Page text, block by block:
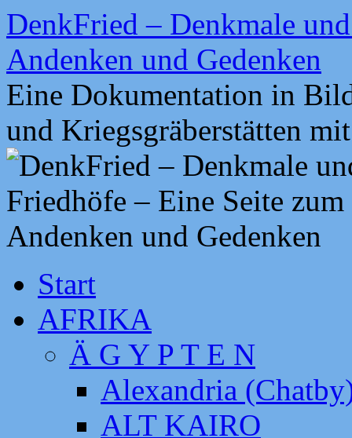
Zum
Inhalt
springen
DenkFried – Denkmale
Andenken und Gedenken
Eine Dokumentation in
und Kriegsgräberstätten
Start
AFRIKA
Ä G Y P T E N
Alexandria
ALT KAIRO